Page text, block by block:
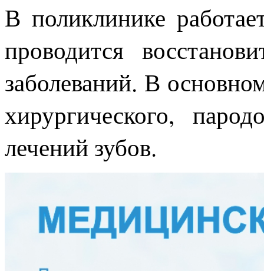
В поликлинике
проводится
заболеваний. В
хирургического,
лечений зубов.